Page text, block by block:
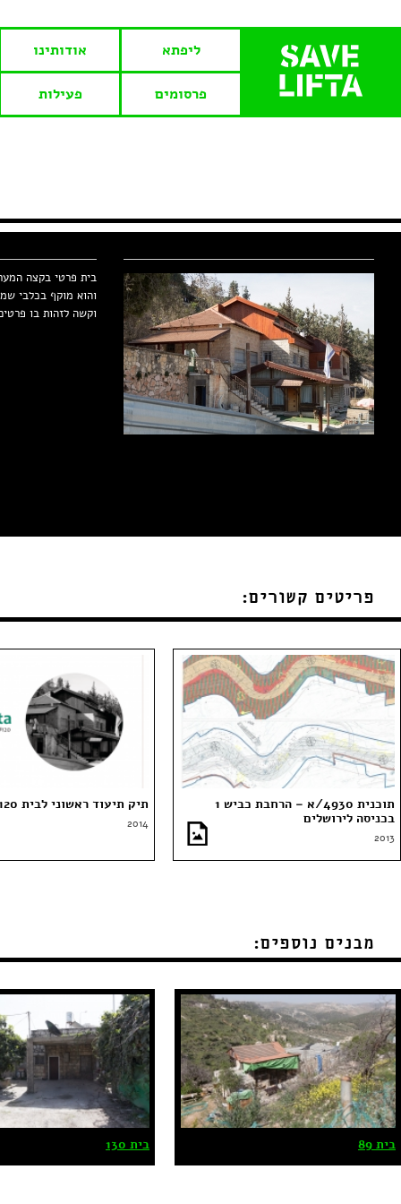
ליפתא אודותינו
פרסומים פעילות
בית פרטי בקצה
והוא מוקף בכלבי
וקשה לזהות בו
פריטים קשורים:
תוכנית 4930/א – הרחבת כביש 1
בכניסה לירושלים
2013
תיק תיעוד ראשוני לבית 120
2014
מבנים נוספים:
בית 89 בית 130